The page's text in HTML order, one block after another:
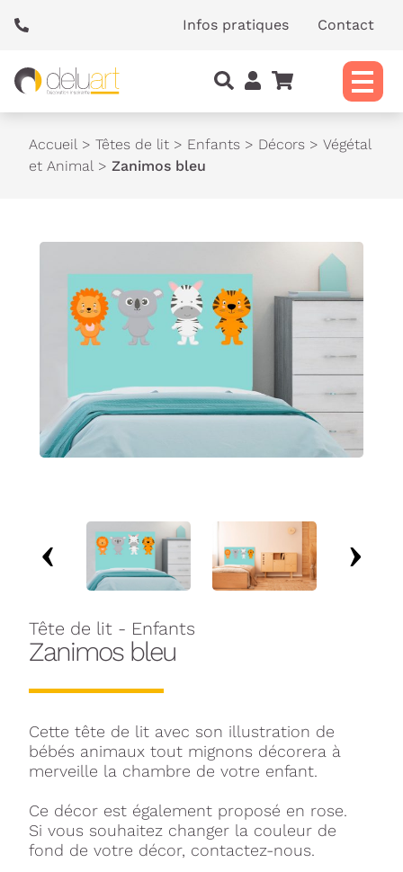
Infos pratiques Contact
Accueil > Têtes de lit > Enfants > Décors > Végétal
et Animal > Zanimos bleu
Tête de lit - Enfants
Zanimos bleu
Cette tête de lit avec son illustration de
bébés animaux tout mignons décorera à
merveille la chambre de votre enfant.
Ce décor est également proposé en rose.
Si vous souhaitez changer la couleur de
fond de votre décor, contactez-nous.